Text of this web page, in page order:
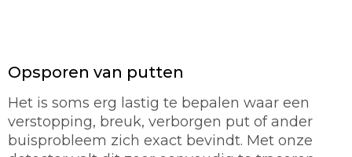
Opsporen van putten
Het is soms erg lastig te bepalen waar een
verstopping, breuk, verborgen put of ander
buisprobleem zich exact bevindt. Met onze